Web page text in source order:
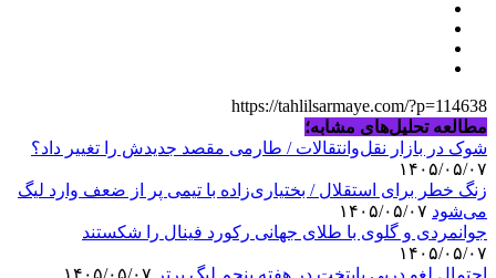
https://tahlilsarmaye.com/?p=114638
مطالعه تحلیل‌های مشابه؛
شوک در بازار نقل‌وانتقالات / طارمی مقصد جدیدش را تغییر داد؟
۱۴۰۵/۰۵/۰۷
زنگ خطر برای استقلال / بختیاری‌زاده با تیمی پر از ضعف وارد لیگ
می‌شود
جوانمردی و گلوی با طلای جهانی رکورد فینال را شکستند
۱۴۰۵/۰۵/۰۷
احتمال لغو دربی پایتخت در هفته پنجم لیگ برتر